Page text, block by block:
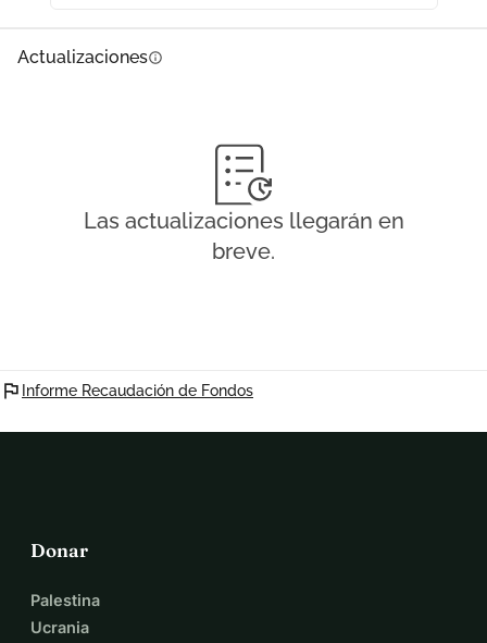
Actualizacionesinfo
Las actualizaciones llegarán en
breve.
flag Informe Recaudación de Fondos
Donar
Palestina
Ucrania